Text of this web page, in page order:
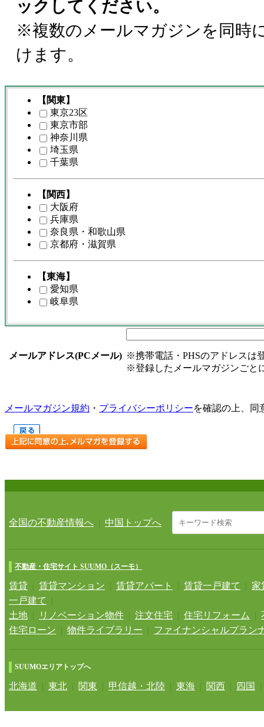
ックしてください。
※複数のメールマガジンを同時
けます。
【関東】
東京23区
東京市部
神奈川県
埼玉県
千葉県
【関西】
大阪府
兵庫県
奈良県・和歌山県
京都府・滋賀県
【東海】
愛知県
岐阜県
メールアドレス(PCメール) ※携帯電話・PHSのアドレスは
※登録したメールマガジンごと
メールマガジン規約 ・ プライバシーポリシーを確認の上、同
全国の不動産情報へ 中国トップへ
不動産・住宅サイト SUUMO（スーモ）
賃貸 賃貸マンション 賃貸アパート 賃貸一戸建て
家
一戸建て
土地
リノベーション物件 注文住宅 住宅リフォーム
住宅ローン
物件ライブラリー ファイナンシャルプラン
SUUMOエリアトップへ
北海道 東北 関東 甲信越・北陸 東海 関西 四国